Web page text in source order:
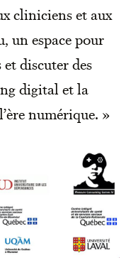
cliniciens et aux
un espace pour
discuter des
digital et la
numérique. »